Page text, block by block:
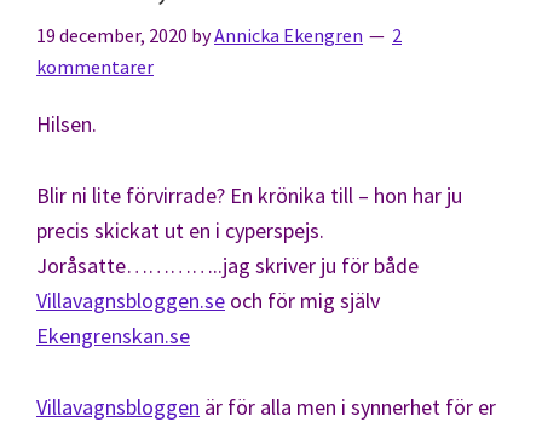
19 december, 2020 byAnnicka Ekengren
2
kommentarer
Hilsen.
Blir ni lite förvirrade? En krönika till – hon har ju
precis skickat ut en i cyperspejs.
Joråsatte…………..jag skriver ju för både
Villavagnsbloggen.se och för mig själv
Ekengrenskan.se
Villavagnsbloggen är för alla men i synnerhet för er